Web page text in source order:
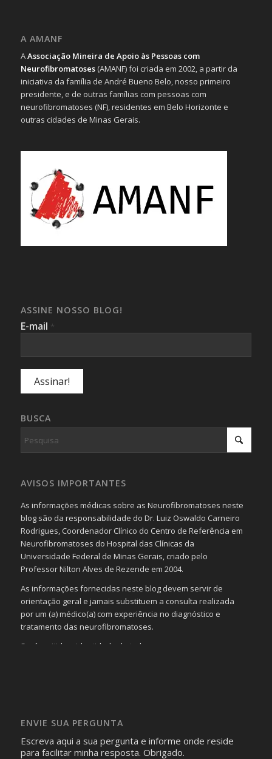
A AMANF
AAssociação Mineira de Apoio às Pessoas com
Neurofibromatoses(AMANF) foi criada em 2002, a partir da
iniciativa da família de André Bueno Belo, nosso primeiro
presidente, e de outras famílias com pessoas com
neurofibromatoses (NF), residentes em Belo Horizonte e
outras cidades de Minas Gerais.
ASSINE NOSSO BLOG!
E-mail *
BUSCA
AVISOS IMPORTANTES
As informações médicas sobre as Neurofibromatoses neste
blog são da responsabilidade do Dr. Luiz Oswaldo Carneiro
Rodrigues, Coordenador Clínico do Centro de Referência em
Neurofibromatoses do Hospital das Clínicas da
Universidade Federal de Minas Gerais, criado pelo
Professor Nilton Alves de Rezende em 2004.
As informações fornecidas neste blog devem servir de
orientação geral e jamais substituem a consulta realizada
por um (a) médico(a) com experiência no diagnóstico e
tratamento das neurofibromatoses.
Será omitida a identidade de todas as pessoas que
identificação da pessoa fotografada.
ENVIE SUA PERGUNTA
Escreva aqui a sua pergunta e informe onde reside
para facilitar minha resposta. Obrigado.